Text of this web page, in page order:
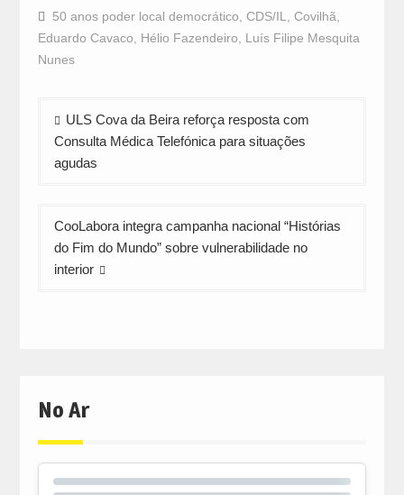
Facebook
(Opens
in
new
window)
WhatsApp
(Opens
in
new
Twitter
(Opens
in
new
50 anos poder local democrático CDS/IL Covilhã
Eduardo Cavaco
Hélio Fazendeiro
Luís Filipe Mesquita
Nunes
Navegação
de
artigos
ULS Cova da Beira reforça resposta com
Consulta Médica Telefónica para situações
agudas
CooLabora integra campanha nacional “Histórias
do Fim do Mundo” sobre vulnerabilidade no
interior
No Ar